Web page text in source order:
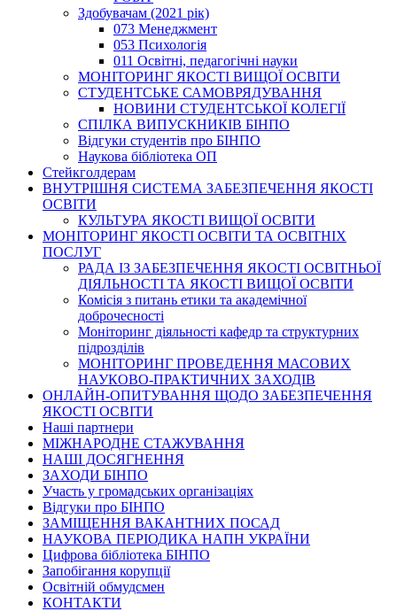
Здобувачам (2021 рік)
073 Менеджмент
053 Психологія
011 Освітні, педагогічні науки
МОНІТОРИНГ ЯКОСТІ ВИЩОЇ ОСВІТИ
СТУДЕНТСЬКЕ САМОВРЯДУВАННЯ
НОВИНИ СТУДЕНТСЬКОЇ КОЛЕГІЇ
СПІЛКА ВИПУСКНИКІВ БІНПО
Відгуки студентів про БІНПО
Наукова бібліотека ОП
Стейкголдерам
ВНУТРІШНЯ СИСТЕМА ЗАБЕЗПЕЧЕННЯ ЯКОСТІ
ОСВІТИ
КУЛЬТУРА ЯКОСТІ ВИЩОЇ ОСВІТИ
МОНІТОРИНГ ЯКОСТІ ОСВІТИ ТА ОСВІТНІХ
ПОСЛУГ
РАДА ІЗ ЗАБЕЗПЕЧЕННЯ ЯКОСТІ ОСВІТНЬОЇ
ДІЯЛЬНОСТІ ТА ЯКОСТІ ВИЩОЇ ОСВІТИ
Комісія з питань етики та академічної
доброчесності
Моніторинг діяльності кафедр та структурних
підрозділів
МОНІТОРИНГ ПРОВЕДЕННЯ МАСОВИХ
НАУКОВО-ПРАКТИЧНИХ ЗАХОДІВ
ОНЛАЙН-ОПИТУВАННЯ ЩОДО ЗАБЕЗПЕЧЕННЯ
ЯКОСТІ ОСВІТИ
Наші партнери
МІЖНАРОДНЕ СТАЖУВАННЯ
НАШІ ДОСЯГНЕННЯ
ЗАХОДИ БІНПО
Участь у громадських організаціях
Відгуки про БІНПО
ЗАМІЩЕННЯ ВАКАНТНИХ ПОСАД
НАУКОВА ПЕРІОДИКА НАПН УКРАЇНИ
Цифрова бібліотека БІНПО
Запобігання корупції
Освітній обмудсмен
КОНТАКТИ